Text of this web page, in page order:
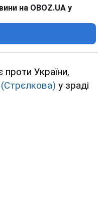
на OBOZ.UA у
України,
(Стрєлкова) у зраді